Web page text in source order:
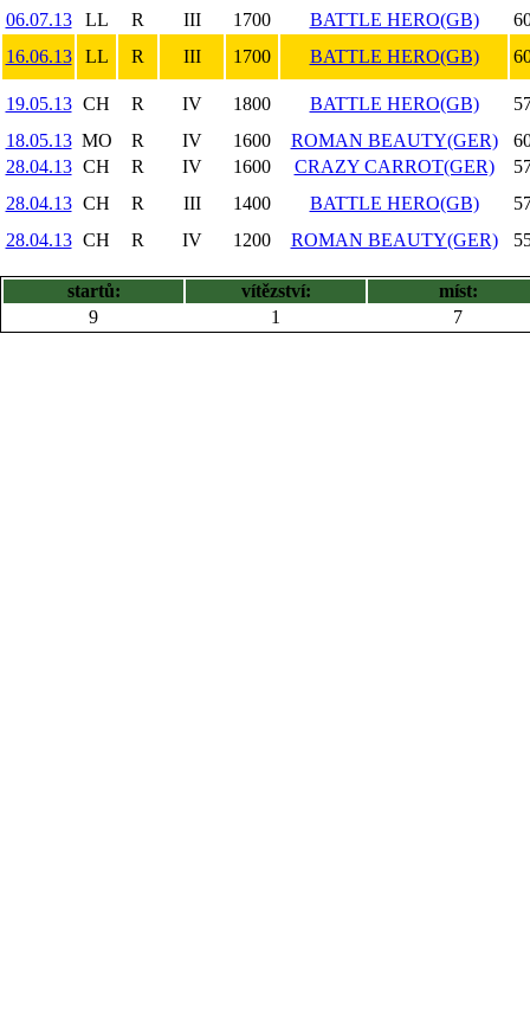
06.07.13
LL R III 1700 BATTLE HERO(GB)
16.06.13
LL R III 1700 BATTLE HERO(GB)
19.05.13 CH R IV 1800 BATTLE HERO(GB)
18.05.13 MO R IV 1600 ROMAN BEAUTY(GER)
28.04.13 CH R IV 1600 CRAZY CARROT(GER)
28.04.13 CH R III 1400 BATTLE HERO(GB)
28.04.13 CH R IV 1200 ROMAN BEAUTY(GER)
startů: vítězství:
míst:
9
1 7